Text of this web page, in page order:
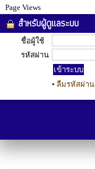
Page Views
สำหรับผู้ดูแลระบบ
ชื่อผู้ใช้
รหัสผ่าน
• ลืมรหัสผ่าน